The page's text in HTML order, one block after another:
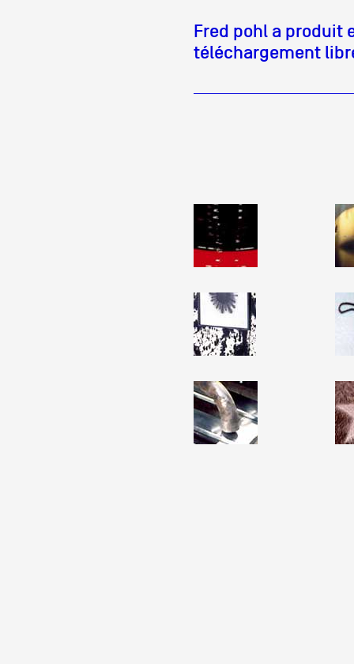
Crédits
Visites d'ateliers
Production vidéo
Formation
Événements
1% œuvres
Fred pohl a produit
téléchargement